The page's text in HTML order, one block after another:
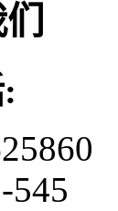
545